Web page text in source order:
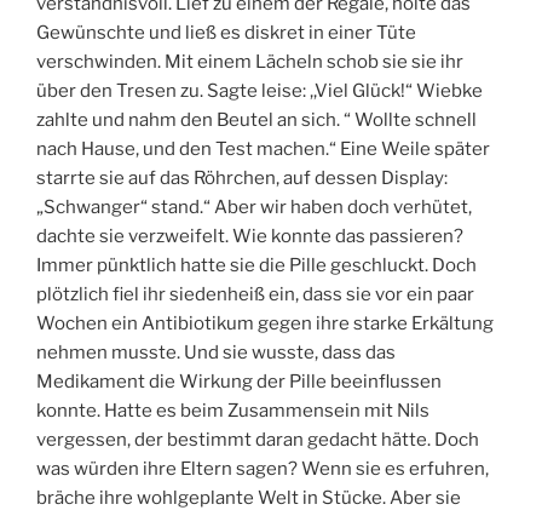
Gewünschte und ließ es diskret in einer Tüte
verschwinden. Mit einem Lächeln schob sie sie ihr
über den Tresen zu. Sagte leise: ,,Viel Glück!“ Wiebke
zahlte und nahm den Beutel an sich. “ Wollte schnell
nach Hause, und den Test machen.“ Eine Weile später
starrte sie auf das Röhrchen, auf dessen Display:
„Schwanger“ stand.“ Aber wir haben doch verhütet,
dachte sie verzweifelt. Wie konnte das passieren?
Immer pünktlich hatte sie die Pille geschluckt. Doch
plötzlich fiel ihr siedenheiß ein, dass sie vor ein paar
Wochen ein Antibiotikum gegen ihre starke Erkältung
nehmen musste. Und sie wusste, dass das
Medikament die Wirkung der Pille beeinflussen
konnte. Hatte es beim Zusammensein mit Nils
vergessen, der bestimmt daran gedacht hätte. Doch
was würden ihre Eltern sagen? Wenn sie es erfuhren,
bräche ihre wohlgeplante Welt in Stücke. Aber sie